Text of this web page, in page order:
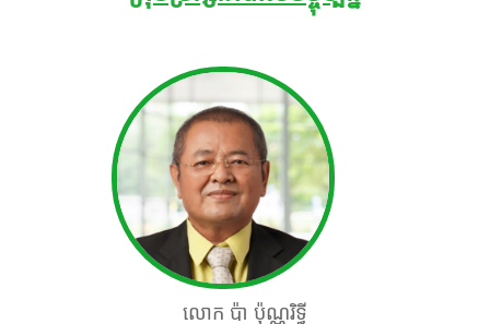
លោក ប៉ា ប៉ុណ្ណរិទ្ធី